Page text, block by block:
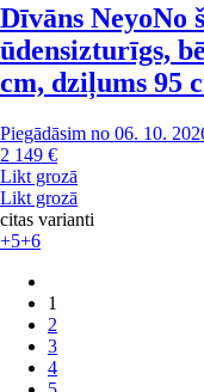
Dīvāns NeyoNo
ūdensizturīgs,
cm, dziļums 95
Piegādāsim no 06. 10.
2 149 €
Likt grozā
Likt grozā
citas varianti
+5+6
1
2
3
4